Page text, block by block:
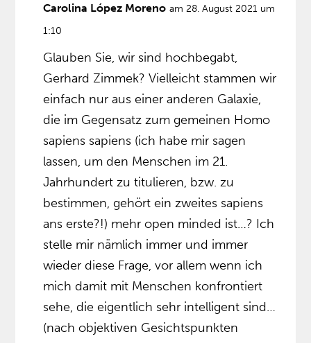
Carolina López Moreno am 28. August 2021 um
1:10
Glauben Sie, wir sind hochbegabt,
Gerhard Zimmek? Vielleicht stammen wir
einfach nur aus einer anderen Galaxie,
die im Gegensatz zum gemeinen Homo
sapiens sapiens (ich habe mir sagen
lassen, um den Menschen im 21.
Jahrhundert zu titulieren, bzw. zu
bestimmen, gehört ein zweites sapiens
ans erste?!) mehr open minded ist…? Ich
stelle mir nämlich immer und immer
wieder diese Frage, vor allem wenn ich
mich damit mit Menschen konfrontiert
sehe, die eigentlich sehr intelligent sind…
(nach objektiven Gesichtspunkten